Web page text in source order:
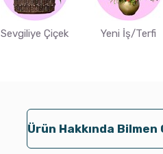
Sevgiliye Çiçek Yeni İş/Terfi
Ürün Hakkında